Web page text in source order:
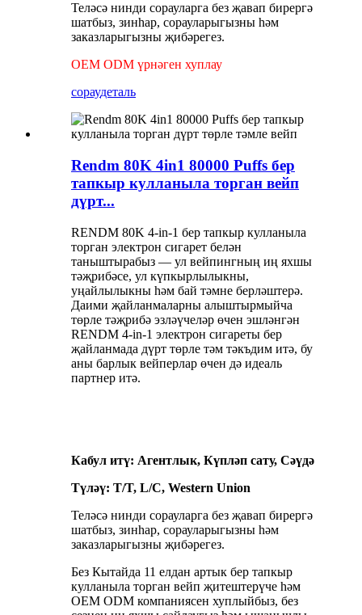
Теләсә нинди сорауларга без җавап бирергә
шатбыз, зинһар, сорауларыгызны һәм
заказларыгызны җибәрегез.
OEM ODM үрнәген хуплау
сораудеталь
Rendm 80K 4in1 80000 Puffs бер
тапкыр кулланыла торган вейп
дүрт...
RENDM 80K 4-in-1 бер тапкыр кулланыла
торган электрон сигарет белән
таныштырабыз — ул вейпингның иң яхшы
тәҗрибәсе, ул күпкырлылыкны,
уңайлылыкны һәм бай тәмне берләштерә.
Даими җайланмаларны алыштырмыйча
төрле тәҗрибә эзләүчеләр өчен эшләнгән
RENDM 4-in-1 электрон сигареты бер
җайланмада дүрт төрле тәм тәкъдим итә, бу
аны барлык вейперлар өчен дә идеаль
партнер итә.
Кабул итү: Агентлык, Күпләп сату, Сәүдә
Түләү: T/T, L/C, Western Union
Теләсә нинди сорауларга без җавап бирергә
шатбыз, зинһар, сорауларыгызны һәм
заказларыгызны җибәрегез.
Без Кытайда 11 елдан артык бер тапкыр
кулланыла торган вейп җитештерүче һәм
OEM ODM компаниясен хуплыйбыз, без